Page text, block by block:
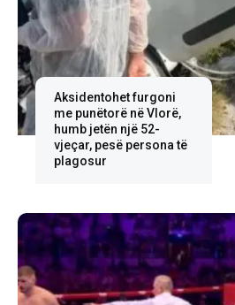
Aksidentohet furgoni
me punëtorë në Vlorë,
humb jetën një 52-
vjeçar, pesë persona të
plagosur